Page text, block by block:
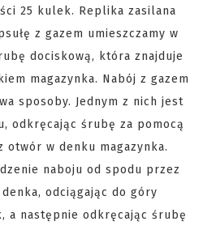
25 kulek. Replika zasilana
z gazem umieszczamy w
dociskową, która znajduje
magazynka. Nabój z gazem
sposoby. Jednym z nich jest
odkręcając śrubę za pomocą
otwór w denku magazynka.
naboju od spodu przez
odciągając do góry
a następnie odkręcając śrubę